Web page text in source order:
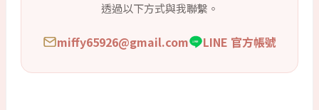
透過以下方式與我聯繫。
miffy65926@gmail.com LINE 官方帳號